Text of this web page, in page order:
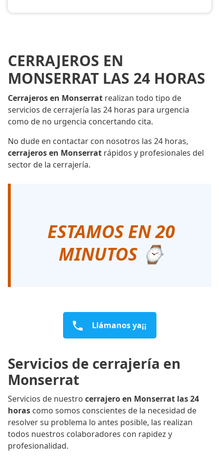
CERRAJEROS EN
MONSERRAT LAS 24 HORAS
Cerrajeros en Monserrat realizan todo tipo de
servicios de cerrajería las 24 horas para urgencia
como de no urgencia concertando cita.
No dude en contactar con nosotros las 24 horas,
cerrajeros en Monserrat rápidos y profesionales del
sector de la cerrajería.
ESTAMOS EN 20
MINUTOS ⌚
Llámanos ya¡¡
Servicios de cerrajería en
Monserrat
Servicios de nuestro cerrajero en Monserrat las 24
horas como somos conscientes de la necesidad de
resolver su problema lo antes posible, las realizan
todos nuestros colaboradores con rapidez y
profesionalidad.